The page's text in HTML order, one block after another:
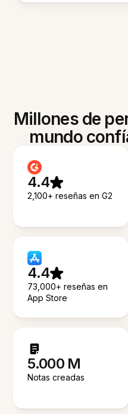
Millones de
mundo
4.4
2,100+ reseñas en G2
4.4
73,000+ reseñas en
App Store
5.000 M
Notas creadas